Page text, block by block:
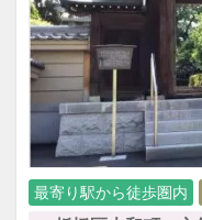
最寄り駅から徒歩圏内